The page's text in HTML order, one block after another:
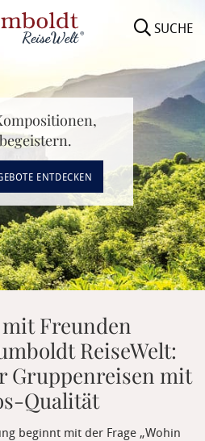
SUCHE
ENTDECKEN
Freunden
ReiseWelt:
Gruppenreisen mit
Qualität
beginnt mit der Frage „Wohin